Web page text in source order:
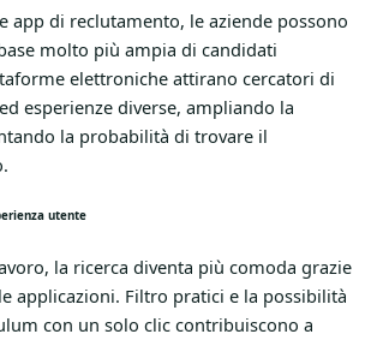
app di reclutamento, le aziende possono
molto più ampia di candidati
elettroniche attirano cercatori di
esperienze diverse, ampliando la
la probabilità di trovare il
utente
la ricerca diventa più comoda grazie
applicazioni. Filtro pratici e la possibilità
con un solo clic contribuiscono a